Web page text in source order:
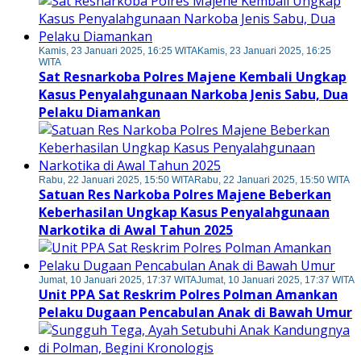
Kamis, 23 Januari 2025, 16:25 WITAKamis, 23 Januari 2025, 16:25
WITA
Sat Resnarkoba Polres Majene Kembali Ungkap
Kasus Penyalahgunaan Narkoba Jenis Sabu, Dua
Pelaku Diamankan
Rabu, 22 Januari 2025, 15:50 WITARabu, 22 Januari 2025, 15:50 WITA
Satuan Res Narkoba Polres Majene Beberkan
Keberhasilan Ungkap Kasus Penyalahgunaan
Narkotika di Awal Tahun 2025
Jumat, 10 Januari 2025, 17:37 WITAJumat, 10 Januari 2025, 17:37 WITA
Unit PPA Sat Reskrim Polres Polman Amankan
Pelaku Dugaan Pencabulan Anak di Bawah Umur